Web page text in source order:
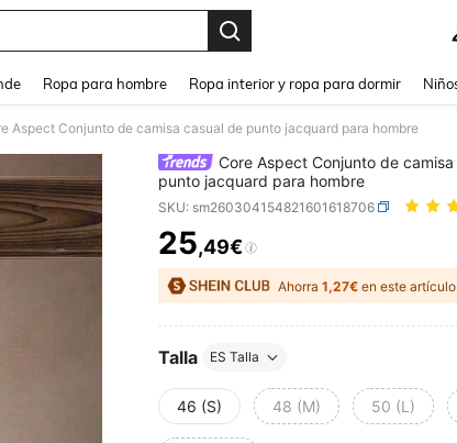
Ropa para hombre Ropa interior y ropa para dormir
Aspect Conjunto de camisa casual de punto jacquard para hombre
Core Aspect Conjunto de
punto jacquard para hombre
SKU: sm260304154821601618706
PRICE AND
25,49€
Ahorra 1,27€ en este
Talla ES Talla
46 (S) 48 (M) 50 (L)